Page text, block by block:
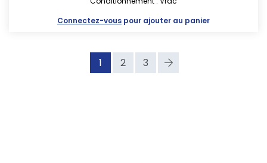
Connectez-vous pour ajouter au panier
1 2 3